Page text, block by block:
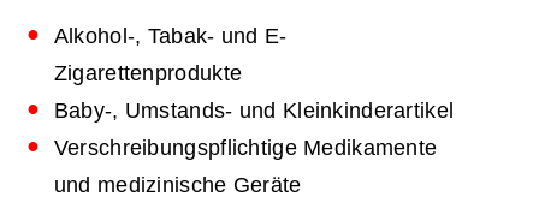
Alkohol-, Tabak- und E-
Zigarettenprodukte
Baby-, Umstands- und Kleinkinderartikel
Verschreibungspflichtige Medikamente
und medizinische Geräte